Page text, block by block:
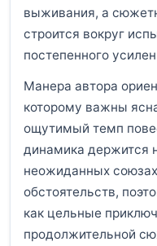
выживания, а
строится вокруг
постепенного
Манера автора
которому важны
ощутимый темп
динамика держится
неожиданных
обстоятельств,
как цельные
продолжительной